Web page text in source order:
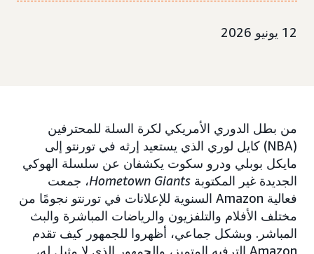
12 يونيو 2026
من بطل الدوري الأمريكي لكرة السلة للمحترفين
(NBA) كايل لوري الذي يستعيد إرثه في تورنتو إلى
مايكل بوبلي ودرو سكوت يكشفان عن سلسلة الهوكي
الجديدة غير المكتوبة Hometown Giants، جمعت
فعالية Amazon السنوية للإعلانات في تورنتو نجومًا من
مختلف الأفلام والتلفزيون والرياضات المباشرة والبث
المباشر. وبشكل جماعي، أظهروا للجمهور كيف تقدم
Amazon الترفيه المتميز، والجمهور الذي لا مثيل له،